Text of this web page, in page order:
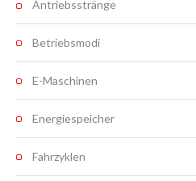
Antriebsstränge
Betriebsmodi
E-Maschinen
Energiespeicher
Fahrzyklen